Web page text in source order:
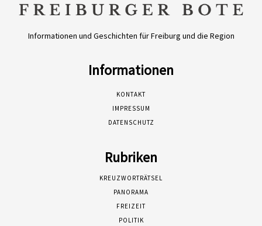
Informationen und Geschichten für Freiburg und die Region
Informationen
KONTAKT
IMPRESSUM
DATENSCHUTZ
Rubriken
KREUZWORTRÄTSEL
PANORAMA
FREIZEIT
POLITIK